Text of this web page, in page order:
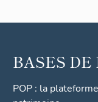
BASES DE
POP : la